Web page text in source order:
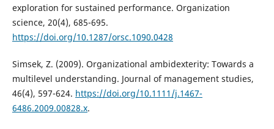
exploration for sustained performance. Organization
science, 20(4), 685-695.
https://doi.org/10.1287/orsc.1090.0428
Simsek, Z. (2009). Organizational ambidexterity: Towards a
multilevel understanding. Journal of management studies,
46(4), 597-624. https://doi.org/10.1111/j.1467-
6486.2009.00828.x.